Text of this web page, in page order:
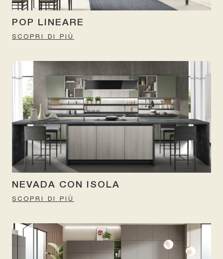
POP LINEARE
SCOPRI DI PIÙ
NEVADA CON ISOLA
SCOPRI DI PIÙ